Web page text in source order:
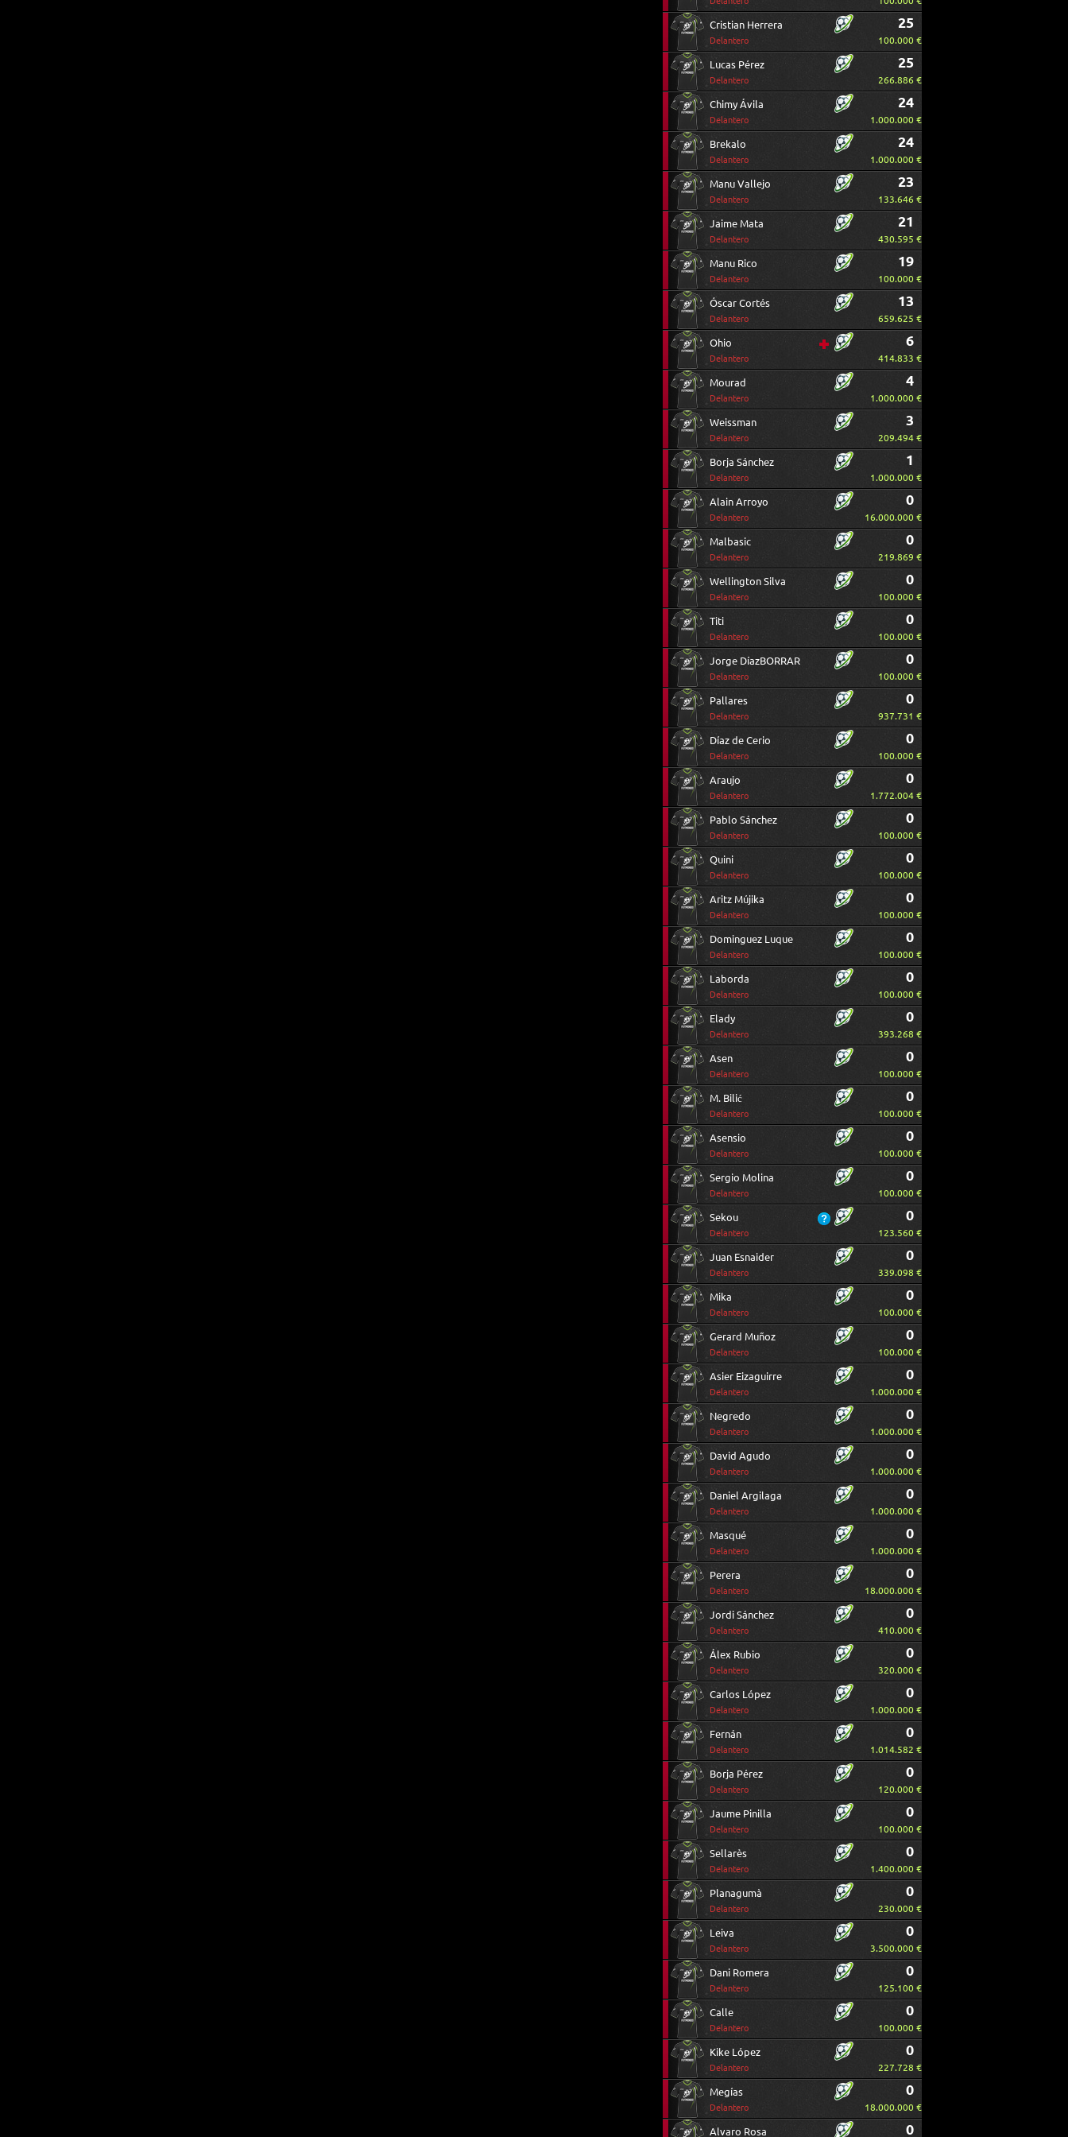
Cristian Herrera
Delantero
25
100.000 €
Lucas Pérez
Delantero
25
266.886 €
Chimy Ávila
Delantero
24
1.000.000 €
Brekalo
Delantero
24
1.000.000 €
Manu Vallejo
Delantero
23
133.646 €
Jaime Mata
Delantero
21
430.595 €
Manu Rico
Delantero
19
100.000 €
Óscar Cortés
Delantero
13
659.625 €
Ohio
Delantero
6
414.833 €
Mourad
Delantero
4
1.000.000 €
Weissman
Delantero
3
209.494 €
Borja Sánchez
Delantero
1
1.000.000 €
Alain Arroyo
Delantero
0
16.000.000 €
Malbasic
Delantero
0
219.869 €
Wellington Silva
Delantero
0
100.000 €
Titi
Delantero
0
100.000 €
Jorge DíazBORRAR
Delantero
0
100.000 €
Pallares
Delantero
0
937.731 €
Díaz de Cerio
Delantero
0
100.000 €
Araujo
Delantero
0
1.772.004 €
Pablo Sánchez
Delantero
0
100.000 €
Quini
Delantero
0
100.000 €
Aritz Mújika
Delantero
0
100.000 €
Dominguez Luque
Delantero
0
100.000 €
Laborda
Delantero
0
100.000 €
Elady
Delantero
0
393.268 €
Asen
Delantero
0
100.000 €
M. Bilić
Delantero
0
100.000 €
Asensio
Delantero
0
100.000 €
Sergio Molina
Delantero
0
100.000 €
Sekou
Delantero
0
123.560 €
Juan Esnaider
Delantero
0
339.098 €
Mika
Delantero
0
100.000 €
Gerard Muñoz
Delantero
0
100.000 €
Asier Eizaguirre
Delantero
0
1.000.000 €
Negredo
Delantero
0
1.000.000 €
David Agudo
Delantero
0
1.000.000 €
Daniel Argilaga
Delantero
0
1.000.000 €
Masqué
Delantero
0
1.000.000 €
Perera
Delantero
0
18.000.000 €
Jordi Sánchez
Delantero
0
410.000 €
Álex Rubio
Delantero
0
320.000 €
Carlos López
Delantero
0
1.000.000 €
Fernán
Delantero
0
1.014.582 €
Borja Pérez
Delantero
0
120.000 €
Jaume Pinilla
Delantero
0
100.000 €
Sellarès
Delantero
0
1.400.000 €
Planagumà
Delantero
0
230.000 €
Leiva
Delantero
0
3.500.000 €
Dani Romera
Delantero
0
125.100 €
Calle
Delantero
0
100.000 €
Kike López
Delantero
0
227.728 €
Megías
Delantero
0
18.000.000 €
Alvaro Rosa 0